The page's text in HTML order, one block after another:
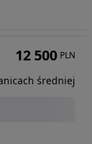
12 500 PLN
średniej